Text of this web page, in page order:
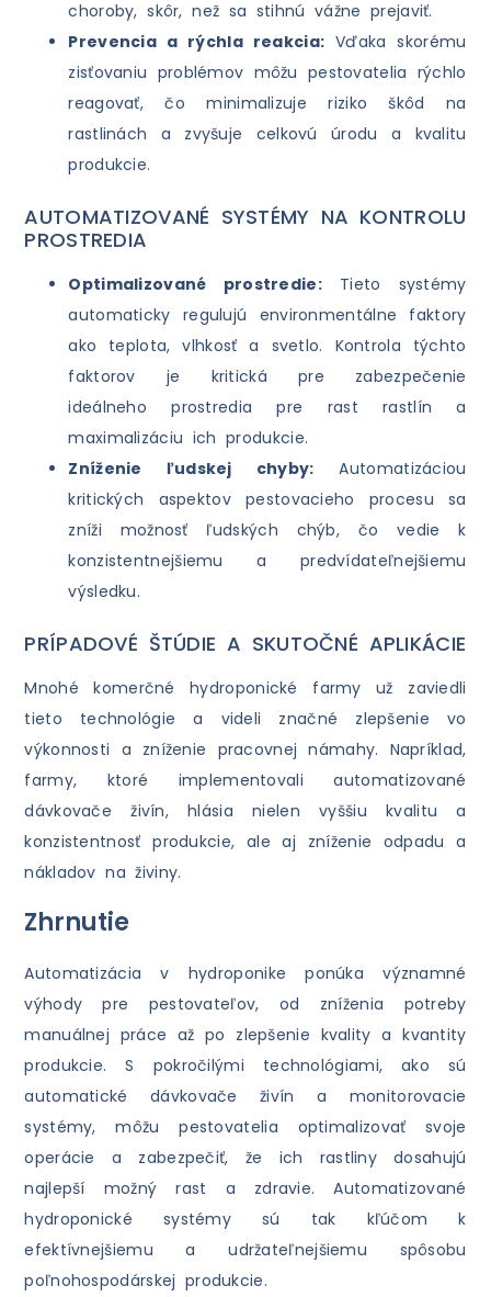
choroby, skôr, než sa stihnú vážne prejaviť.
Prevencia a rýchla reakcia: Vďaka skorému
zisťovaniu problémov môžu pestovatelia rýchlo
reagovať, čo minimalizuje riziko škôd na
rastlinách a zvyšuje celkovú úrodu a kvalitu
produkcie.
AUTOMATIZOVANÉ SYSTÉMY NA KONTROLU
PROSTREDIA
Optimalizované prostredie:Tieto systémy
automaticky regulujú environmentálne faktory
ako teplota, vlhkosť a svetlo. Kontrola týchto
faktorov je kritická pre zabezpečenie
ideálneho prostredia pre rast rastlín a
maximalizáciu ich produkcie.
Zníženie ľudskej chyby: Automatizáciou
kritických aspektov pestovacieho procesu sa
zníži možnosť ľudských chýb, čo vedie k
konzistentnejšiemu a predvídateľnejšiemu
výsledku.
PRÍPADOVÉ ŠTÚDIE A SKUTOČNÉ APLIKÁCIE
Mnohé komerčné hydroponické farmy už zaviedli
tieto technológie a videli značné zlepšenie vo
výkonnosti a zníženie pracovnej námahy. Napríklad,
farmy, ktoré implementovali automatizované
dávkovače živín, hlásia nielen vyššiu kvalitu a
konzistentnosť produkcie, ale aj zníženie odpadu a
nákladov na živiny.
Zhrnutie
Automatizácia v hydroponike ponúka významné
výhody pre pestovateľov, od zníženia potreby
manuálnej práce až po zlepšenie kvality a kvantity
produkcie. S pokročilými technológiami, ako sú
automatické dávkovače živín a monitorovacie
systémy, môžu pestovatelia optimalizovať svoje
operácie a zabezpečiť, že ich rastliny dosahujú
najlepší možný rast a zdravie. Automatizované
hydroponické systémy sú tak kľúčom k
efektívnejšiemu a udržateľnejšiemu spôsobu
poľnohospodárskej produkcie.